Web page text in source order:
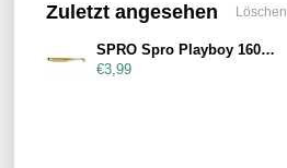
Zuletzt angesehen Löschen
SPRO Spro Playboy 160mm Crystal Gold
€3,99